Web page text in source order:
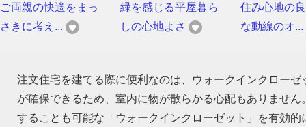
ご両親の快適をまっ
さきに考え...
緑を感じる平屋暮ら
しの心地よさ
住み心地の
な動線のオ...
注文住宅を建てる際に便利なのは、ウォークインクロー
が確保できるため、室内に物が散らかる心配もありませ
することも可能な「ウォークインクローゼット」を有効